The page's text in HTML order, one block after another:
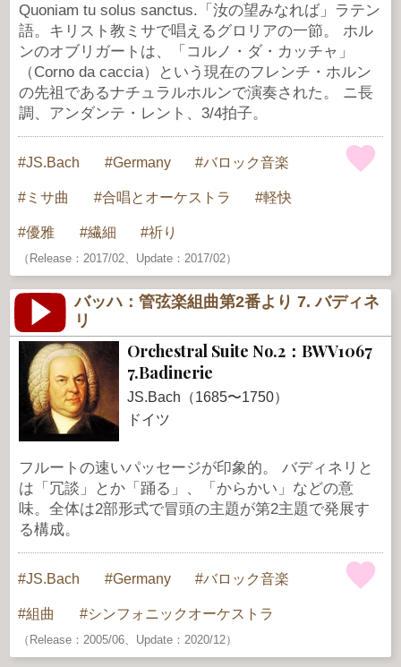
Quoniam tu solus sanctus.「汝の望みなれば」ラテン
語。キリスト教ミサで唱えるグロリアの一節。 ホル
ンのオブリガートは、「コルノ・ダ・カッチャ」
（Corno da caccia）という現在のフレンチ・ホルン
の先祖であるナチュラルホルンで演奏された。 ニ長
調、アンダンテ・レント、3/4拍子。
JS.Bach Germany バロック音楽
ミサ曲 合唱とオーケストラ 軽快
優雅 繊細 祈り
（Release：2017/02、Update：2017/02）
バッハ：管弦楽組曲第2番より 7. バディネ
リ
Orchestral Suite No.2：BWV1067
7.Badinerie
JS.Bach（1685〜1750）
ドイツ
フルートの速いパッセージが印象的。 バディネリと
は「冗談」とか「踊る」、「からかい」などの意
味。全体は2部形式で冒頭の主題が第2主題で発展す
る構成。
JS.Bach Germany バロック音楽
組曲 シンフォニックオーケストラ
（Release：2005/06、Update：2020/12）